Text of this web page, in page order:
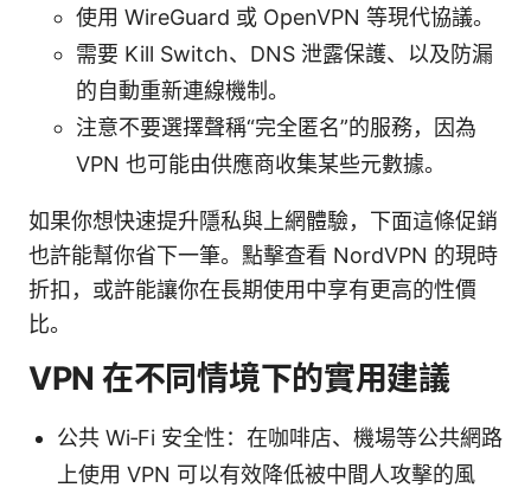
使用 WireGuard 或 OpenVPN 等現代協議。
需要 Kill Switch、DNS 泄露保護、以及防漏
的自動重新連線機制。
注意不要選擇聲稱“完全匿名”的服務，因為
VPN 也可能由供應商收集某些元數據。
如果你想快速提升隱私與上網體驗，下面這條促銷
也許能幫你省下一筆。點擊查看 NordVPN 的現時
折扣，或許能讓你在長期使用中享有更高的性價
比。
VPN 在不同情境下的實用建議
公共 Wi‑Fi 安全性：在咖啡店、機場等公共網路
上使用 VPN 可以有效降低被中間人攻擊的風